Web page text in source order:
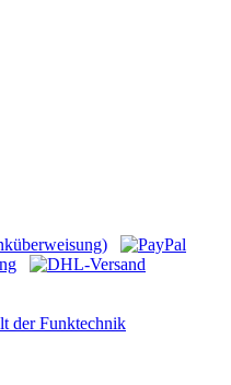
der Funktechnik